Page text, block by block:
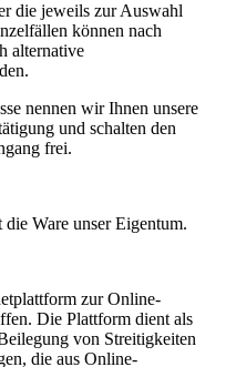
die jeweils zur Auswahl
können nach
alternative
nennen wir Ihnen unsere
und schalten den
frei.
Ware unser Eigentum.
zur Online-
Die Plattform dient als
von Streitigkeiten
die aus Online-